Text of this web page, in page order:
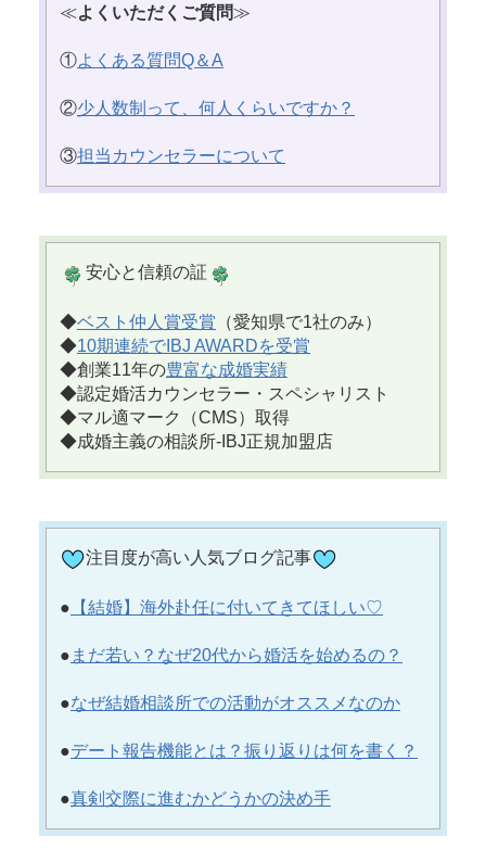
≪よくいただくご質問≫
①よくある質問Q＆A
②少人数制って、何人くらいですか？
③担当カウンセラーについて
安心と信頼の証
◆ベスト仲人賞受賞 （愛知県で1社のみ）
◆10期連続でIBJ AWARDを受賞
◆創業11年の豊富な成婚実績
◆認定婚活カウンセラー・スペシャリスト
◆マル適マーク（CMS）取得
◆成婚主義の相談所-IBJ正規加盟店
注目度が高い人気ブログ記事
● 【結婚】海外赴任に付いてきてほしい♡
● まだ若い？なぜ20代から婚活を始めるの？
●なぜ結婚相談所での活動がオススメなのか
●デート報告機能とは？振り返りは何を書く？
●真剣交際に進むかどうかの決め手